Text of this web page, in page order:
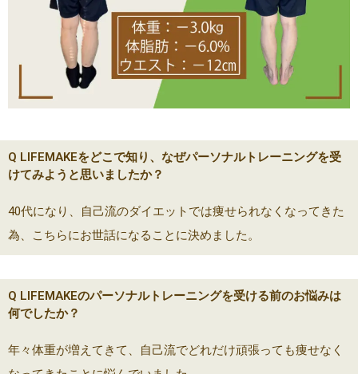
Q LIFEMAKEをどこで知り、なぜパーソナルトレーニングを受
けてみようと思いましたか？
40代になり、自己流のダイエットでは痩せられなくなってきた
為、こちらにお世話になることに決めました。
Q LIFEMAKEのパーソナルトレーニングを受ける前のお悩みは
何でしたか？
年々体重が増えてきて、自己流でどれだけ頑張っても痩せなく